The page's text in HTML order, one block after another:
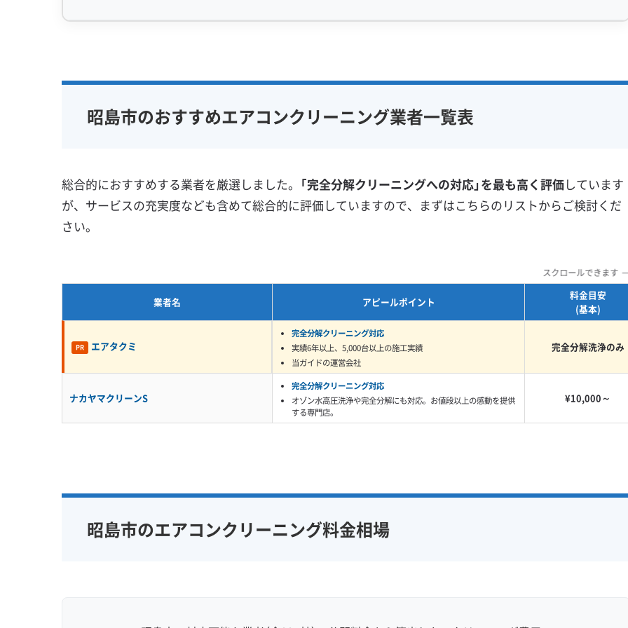
くっつけます。ここまでは他の地域でも見られる汚れ方ですが、昭島市が特有なのはここからです。
含まれるミネラル分（カルシウムやシリカなど）が残ります。これが接着剤のような役割を果たし、油とホ
コリをガッチリと固めてしまうのです。
ても、汚れやカビを閉じ込めるだけで、中で菌が繁殖してイヤなニオイを発生させる原因になります。
からこそ、薬剤で汚れを分解し、物理的にこびりつきを除去できる「完全分解洗浄」が最も確実な方法で
監修 宇賀神
このミネラル分が混ざった汚れは、乾くと本当にカチカチになるん
です。普通の洗剤だと表面の油が少し溶けるだけで、中のザラザラ
昭和50年代築の団地で注意したい業者選びのポイント
完全分解洗浄
部分クリーニング
家庭用エアコン
業務用エアコン
保証付き
アフターフォロー
アレルギー対策
ハウスダスト除去
定額料金 複数台割引
初回割引
即日対応可能
防汚コーティング
昭島市のおすすめエアコンクリーニング業者一覧表
総合的におすすめする業者を厳選しました。 「完全分解クリーニングへの対応」を最も高く評価しています
が、サービスの充実度なども含めて総合的に評価していますので、まずはこちらのリストからご検討くだ
さい。
スクロールできます
業者名 アピールポイント
料金目安
(基本)
PR エアタクミ
完全分解クリーニング対応
実績6年以上、5,000台以上の施工実績
当ガイドの運営会社
完全分解洗浄のみ
ナカヤマクリーンS
完全分解クリーニング対応
オゾン水高圧洗浄や完全分解にも対応。お値段以上の感動を提供
する専門店。
¥10,000～
昭島市のエアコンクリーニング料金相場